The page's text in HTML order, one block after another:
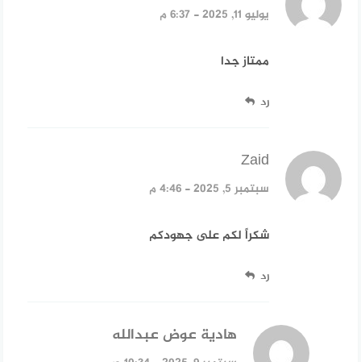
يوليو 11, 2025 - 6:37 م
ممتاز جدا
رد
Zaid
سبتمبر 5, 2025 - 4:46 م
شكراً لكم على جهودكم
رد
هادية عوض عبدالله